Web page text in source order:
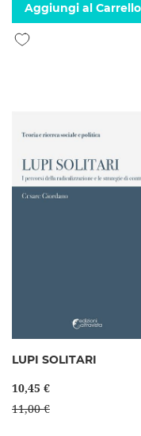
Aggiungi al Carrello
Aggiungi alla lista
LUPI SOLITARI
10,45 €
11,00 €